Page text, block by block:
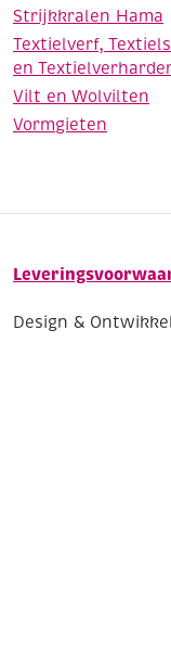
Strijkkralen Hama
Textielverf,
en
Vilt en Wolvilten
Vormgieten
Design &